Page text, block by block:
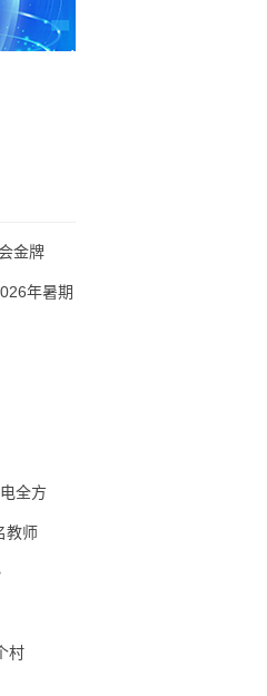
金牌
年暑期
全方
教师
村